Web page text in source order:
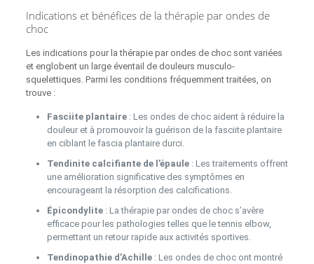
Indications et bénéfices de la thérapie par ondes de
choc
Les indications pour la thérapie par ondes de choc sont variées
et englobent un large éventail de douleurs musculo-
squelettiques. Parmi les conditions fréquemment traitées, on
trouve :
Fasciite plantaire: Les ondes de choc aident à réduire la
douleur et à promouvoir la guérison de la fasciite plantaire
en ciblant le fascia plantaire durci.
Tendinite calcifiante de l’épaule: Les traitements offrent
une amélioration significative des symptômes en
encourageant la résorption des calcifications.
Épicondylite: La thérapie par ondes de choc s’avère
efficace pour les pathologies telles que le tennis elbow,
permettant un retour rapide aux activités sportives.
Tendinopathie d’Achille: Les ondes de choc ont montré